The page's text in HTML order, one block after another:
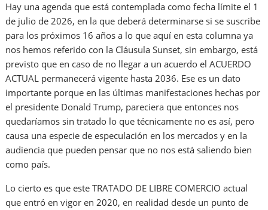
Hay una agenda que está contemplada como fecha límite el 1
de julio de 2026, en la que deberá determinarse si se suscribe
para los próximos 16 años a lo que aquí en esta columna ya
nos hemos referido con la Cláusula Sunset, sin embargo, está
previsto que en caso de no llegar a un acuerdo el ACUERDO
ACTUAL permanecerá vigente hasta 2036. Ese es un dato
importante porque en las últimas manifestaciones hechas por
el presidente Donald Trump, pareciera que entonces nos
quedaríamos sin tratado lo que técnicamente no es así, pero
causa una especie de especulación en los mercados y en la
audiencia que pueden pensar que no nos está saliendo bien
como país.
Lo cierto es que este TRATADO DE LIBRE COMERCIO actual
que entró en vigor en 2020, en realidad desde un punto de